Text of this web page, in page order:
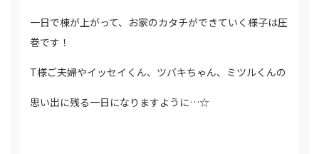
一日で棟が上がって、お家のカタチができていく様子は圧
巻です！
T様ご夫婦やイッセイくん、ツバキちゃん、ミツルくんの
思い出に残る一日になりますように…☆